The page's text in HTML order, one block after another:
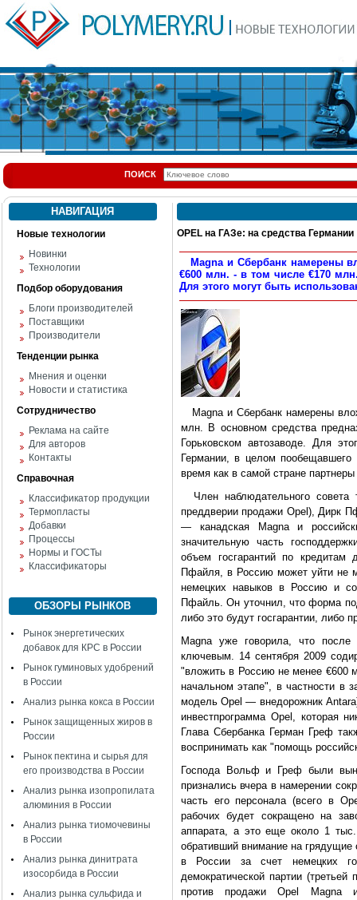
ПОИСК
НАВИГАЦИЯ
Новые технологии
Новинки
Технологии
Подбор оборудования
Блоги производителей
Поставщики
Производители
Тенденции рынка
Мнения и оценки
Новости и статистика
Сотрудничество
Реклама на сайте
Для авторов
Контакты
Справочная
Классификатор продукции
Термопласты
Добавки
Процессы
Нормы и ГОСТы
Классификаторы
ОБЗОРЫ РЫНКОВ
Рынок энергетических
добавок для КРС в России
Рынок гуминовых удобрений
в России
Анализ рынка кокса в России
Рынок защищенных жиров в
России
Рынок пектина и сырья для
его производства в России
Анализ рынка изопропилата
алюминия в России
Анализ рынка тиомочевины
в России
Анализ рынка динитрата
изосорбида в России
Анализ рынка сульфида и
OPEL на ГАЗе: на средства Германии
Magna и Сбербанк намерены
€600 млн. - в том числе €170
Для этого могут быть
Magna и Сбербанк намерены
млн. В основном средства
Горьковском автозаводе. Для
Германии, в целом
время как в самой стране
Член наблюдательного совета
преддверии продажи Opel), Дирк
— канадская Magna и
значительную часть
объем госгарантий по
Пфайля, в Россию может уйти не
немецких навыков в Россию и
Пфайль. Он уточнил, что форма
либо это будут госгарантии, либо
Magna уже говорила, что после
ключевым. 14 сентября 2009
"вложить в Россию не менее €600
начальном этапе", в частности в
модель Opel — внедорожник
инвестпрограмма Opel, которая
Глава Сбербанка Герман Греф
воспринимать как "помощь
Господа Вольф и Греф были
признались вчера в намерении
часть его персонала (всего в
рабочих будет сокращено на
аппарата, а это еще около 1
обративший внимание на
в России за счет немецких
демократической партии
против продажи Opel Magna